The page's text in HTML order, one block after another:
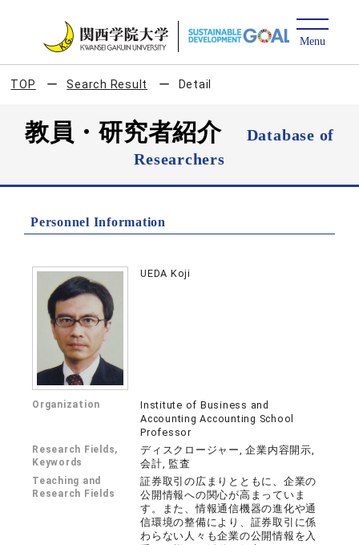
TOP Search Result Detail
教員・研究者紹介
Database of
Researchers
Personnel Information
UEDA Koji
Organization
Institute of Business and
Accounting Accounting School
Professor
Research Fields,
Keywords
ディスクロージャー, 企業内容開示,
会計, 監査
Teaching and
Research Fields
証券取引の広まりとともに、企業の
公開情報への関心が高まっていま
す。また、情報通信機器の進化や通
信環境の整備により、証券取引に係
わらない人々も企業の公開情報を入